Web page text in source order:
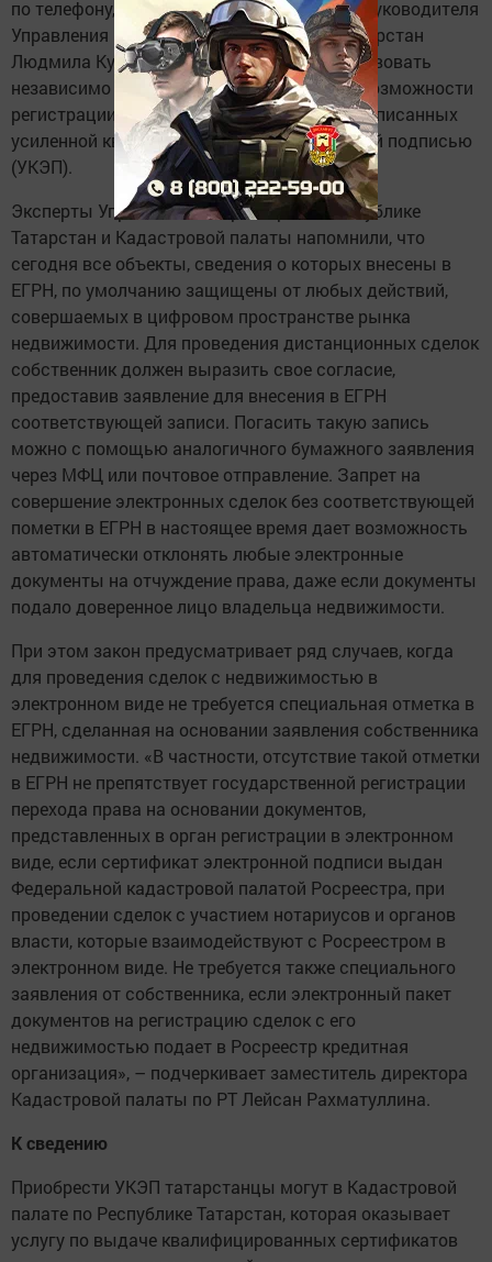
по телефону, – отметила и.о. заместителя руководителя
Управления Росреестра по Республике Татарстан
Людмила Кулагина. Эта норма будет действовать
независимо от наличия отметки в ЕГРН о возможности
регистрации на основании документов, подписанных
усиленной квалифицированной электронной подписью
(УКЭП).
Эксперты Управления Росреестра по Республике
Татарстан и Кадастровой палаты напомнили, что
сегодня все объекты, сведения о которых внесены в
ЕГРН, по умолчанию защищены от любых действий,
совершаемых в цифровом пространстве рынка
недвижимости. Для проведения дистанционных сделок
собственник должен выразить свое согласие,
предоставив заявление для внесения в ЕГРН
соответствующей записи. Погасить такую запись
можно с помощью аналогичного бумажного заявления
через МФЦ или почтовое отправление. Запрет на
совершение электронных сделок без соответствующей
пометки в ЕГРН в настоящее время дает возможность
автоматически отклонять любые электронные
документы на отчуждение права, даже если документы
подало доверенное лицо владельца недвижимости.
При этом закон предусматривает ряд случаев, когда
для проведения сделок с недвижимостью в
электронном виде не требуется специальная отметка в
ЕГРН, сделанная на основании заявления собственника
недвижимости. «В частности, отсутствие такой отметки
в ЕГРН не препятствует государственной регистрации
перехода права на основании документов,
представленных в орган регистрации в электронном
виде, если сертификат электронной подписи выдан
Федеральной кадастровой палатой Росреестра, при
проведении сделок с участием нотариусов и органов
власти, которые взаимодействуют с Росреестром в
электронном виде. Не требуется также специального
заявления от собственника, если электронный пакет
документов на регистрацию сделок с его
недвижимостью подает в Росреестр кредитная
организация», – подчеркивает заместитель директора
Кадастровой палаты по РТ Лейсан Рахматуллина.
К сведению
Приобрести УКЭП татарстанцы могут в Кадастровой
палате по Республике Татарстан, которая оказывает
услугу по выдаче квалифицированных сертификатов